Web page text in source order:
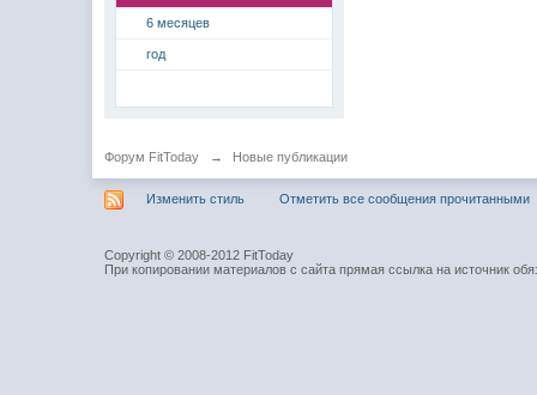
6 месяцев
год
Форум FitToday → Новые публикации
Изменить стиль Отметить все сообщения прочитанными
Copyright © 2008-2012 FitToday
При копировании материалов с сайта прямая ссылка на источник